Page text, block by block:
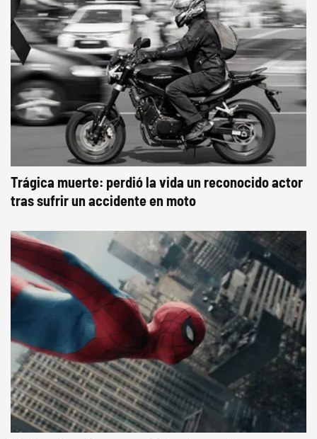
Trágica muerte: perdió la vida un reconocido actor
tras sufrir un accidente en moto